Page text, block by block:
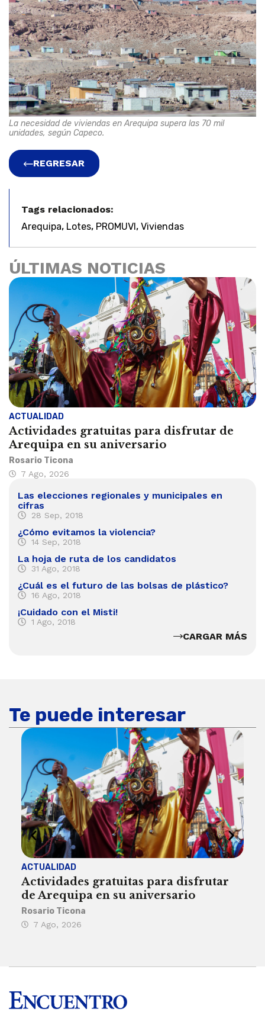
La necesidad de viviendas en Arequipa supera las 70 mil
unidades, según Capeco.
REGRESAR
Tags relacionados:
Arequipa, Lotes, PROMUVI , Viviendas
ÚLTIMAS NOTICIAS
ACTUALIDAD
Actividades gratuitas para disfrutar de
Arequipa en su aniversario
Rosario Ticona
7 Ago, 2026
Las elecciones regionales y municipales en
cifras
28 Sep, 2018
¿Cómo evitamos la violencia?
14 Sep, 2018
La hoja de ruta de los candidatos
31 Ago, 2018
¿Cuál es el futuro de las bolsas de plástico?
16 Ago, 2018
¡Cuidado con el Misti!
1 Ago, 2018
CARGAR MÁS
Te puede interesar
ACTUALIDAD
Actividades gratuitas para disfrutar
de Arequipa en su aniversario
Rosario Ticona
7 Ago, 2026